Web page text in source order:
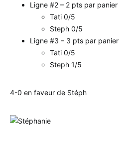
Ligne #2 – 2 pts par panier
Tati 0/5
Steph 0/5
Ligne #3 – 3 pts par panier
Tati 0/5
Steph 1/5
4-0 en faveur de Stéph